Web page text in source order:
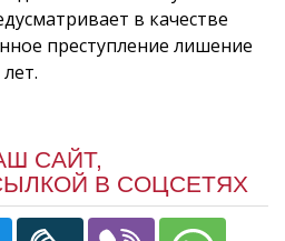
в качестве
преступление лишение
САЙТ,
В СОЦСЕТЯХ